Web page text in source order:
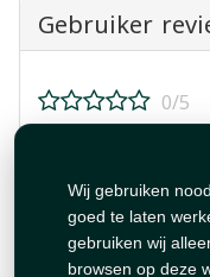
Wij gebruiken
goed te laten
gebruiken wij
browsen op deze
Gebruiker
0/5